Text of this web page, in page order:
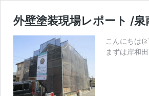
外壁塗装現場レポート /
こんにちは
まずは岸和